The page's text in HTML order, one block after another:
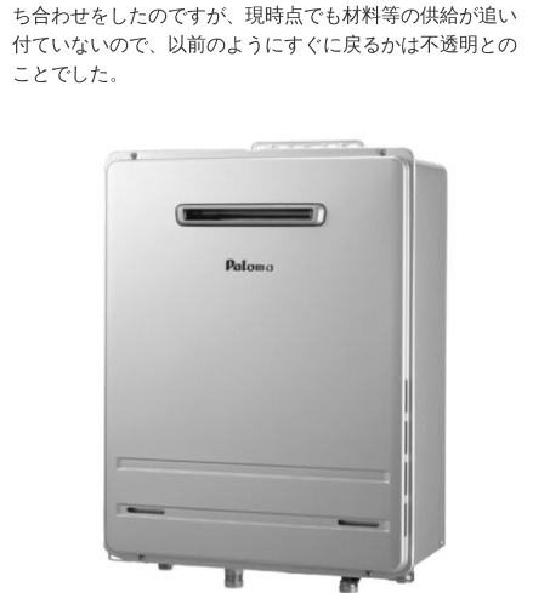
ち合わせをしたのですが、現時点でも材料等の供給が追い
付ていないので、以前のようにすぐに戻るかは不透明との
ことでした。